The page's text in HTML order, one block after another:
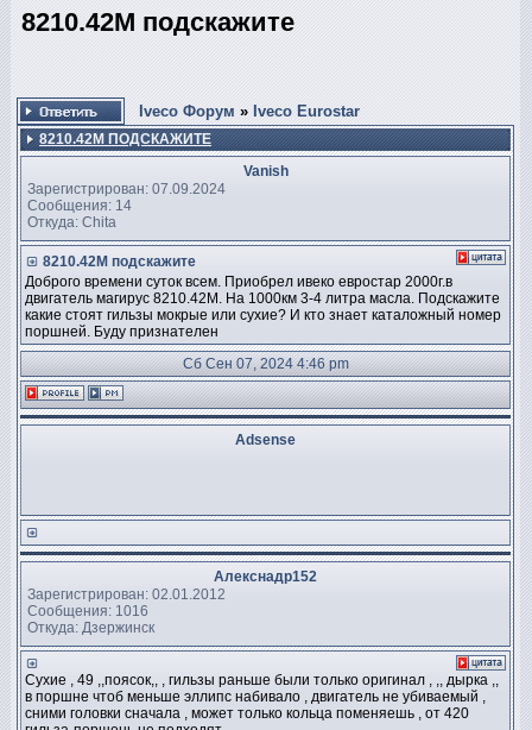
8210.42M подскажите
Iveco Форум » Iveco Eurostar
8210.42M ПОДСКАЖИТЕ
Vanish
Зарегистрирован: 07.09.2024
Сообщения: 14
Откуда: Chita
8210.42M подскажите
Доброго времени суток всем. Приобрел ивеко евростар 2000г.в
двигатель магирус 8210.42M. На 1000км 3-4 литра масла. Подскажите
какие стоят гильзы мокрые или сухие? И кто знает каталожный номер
поршней. Буду признателен
Сб Сен 07, 2024 4:46 pm
Adsense
Алекснадр152
Зарегистрирован: 02.01.2012
Сообщения: 1016
Откуда: Дзержинск
Сухие , 49 ,,поясок,, , гильзы раньше были только оригинал , ,, дырка ,,
в поршне чтоб меньше эллипс набивало , двигатель не убиваемый ,
сними головки сначала , может только кольца поменяешь , от 420